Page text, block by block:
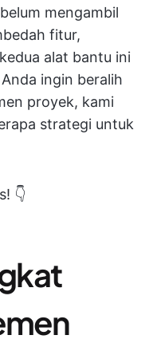
mengambil
fitur,
alat bantu ini
ingin beralih
proyek, kami
strategi untuk
👇